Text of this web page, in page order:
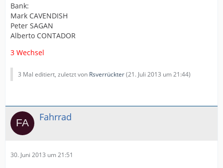
Bank:
Mark CAVENDISH
Peter SAGAN
Alberto CONTADOR
3 Wechsel
3 Mal editiert, zuletzt von Rsverrückter(21. Juli 2013 um 21:44)
Fahrrad
30. Juni 2013 um 21:51